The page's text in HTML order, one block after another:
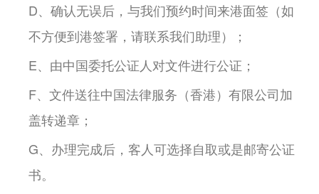
D、确认无误后，与我们预约时间来港面签（如
不方便到港签署，请联系我们助理）；
E、由中国委托公证人对文件进行公证；
F、文件送往中国法律服务（香港）有限公司加
盖转递章；
G、办理完成后，客人可选择自取或是邮寄公证
书。